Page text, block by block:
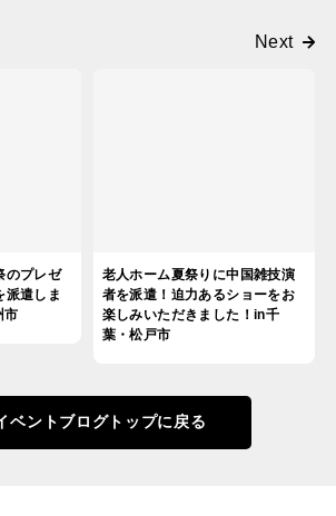
のプレゼ
派遣しま
市
老人ホーム夏祭りに中国雑技演
者を派遣！迫力あるショーをお
楽しみいただきました！in千
葉・松戸市
ベントブログトップに戻る